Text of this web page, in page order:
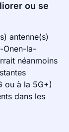
ou se
antenne(s)
Onen-la-
néanmoins
ou à la 5G+)
dans les